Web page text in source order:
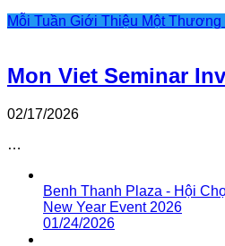
Mỗi Tuần Giới Thiệu Một Thương
Mon Viet Seminar
02/17/2026
…
Benh Thanh Plaza - Hội
New Year Event 2026
01/24/2026